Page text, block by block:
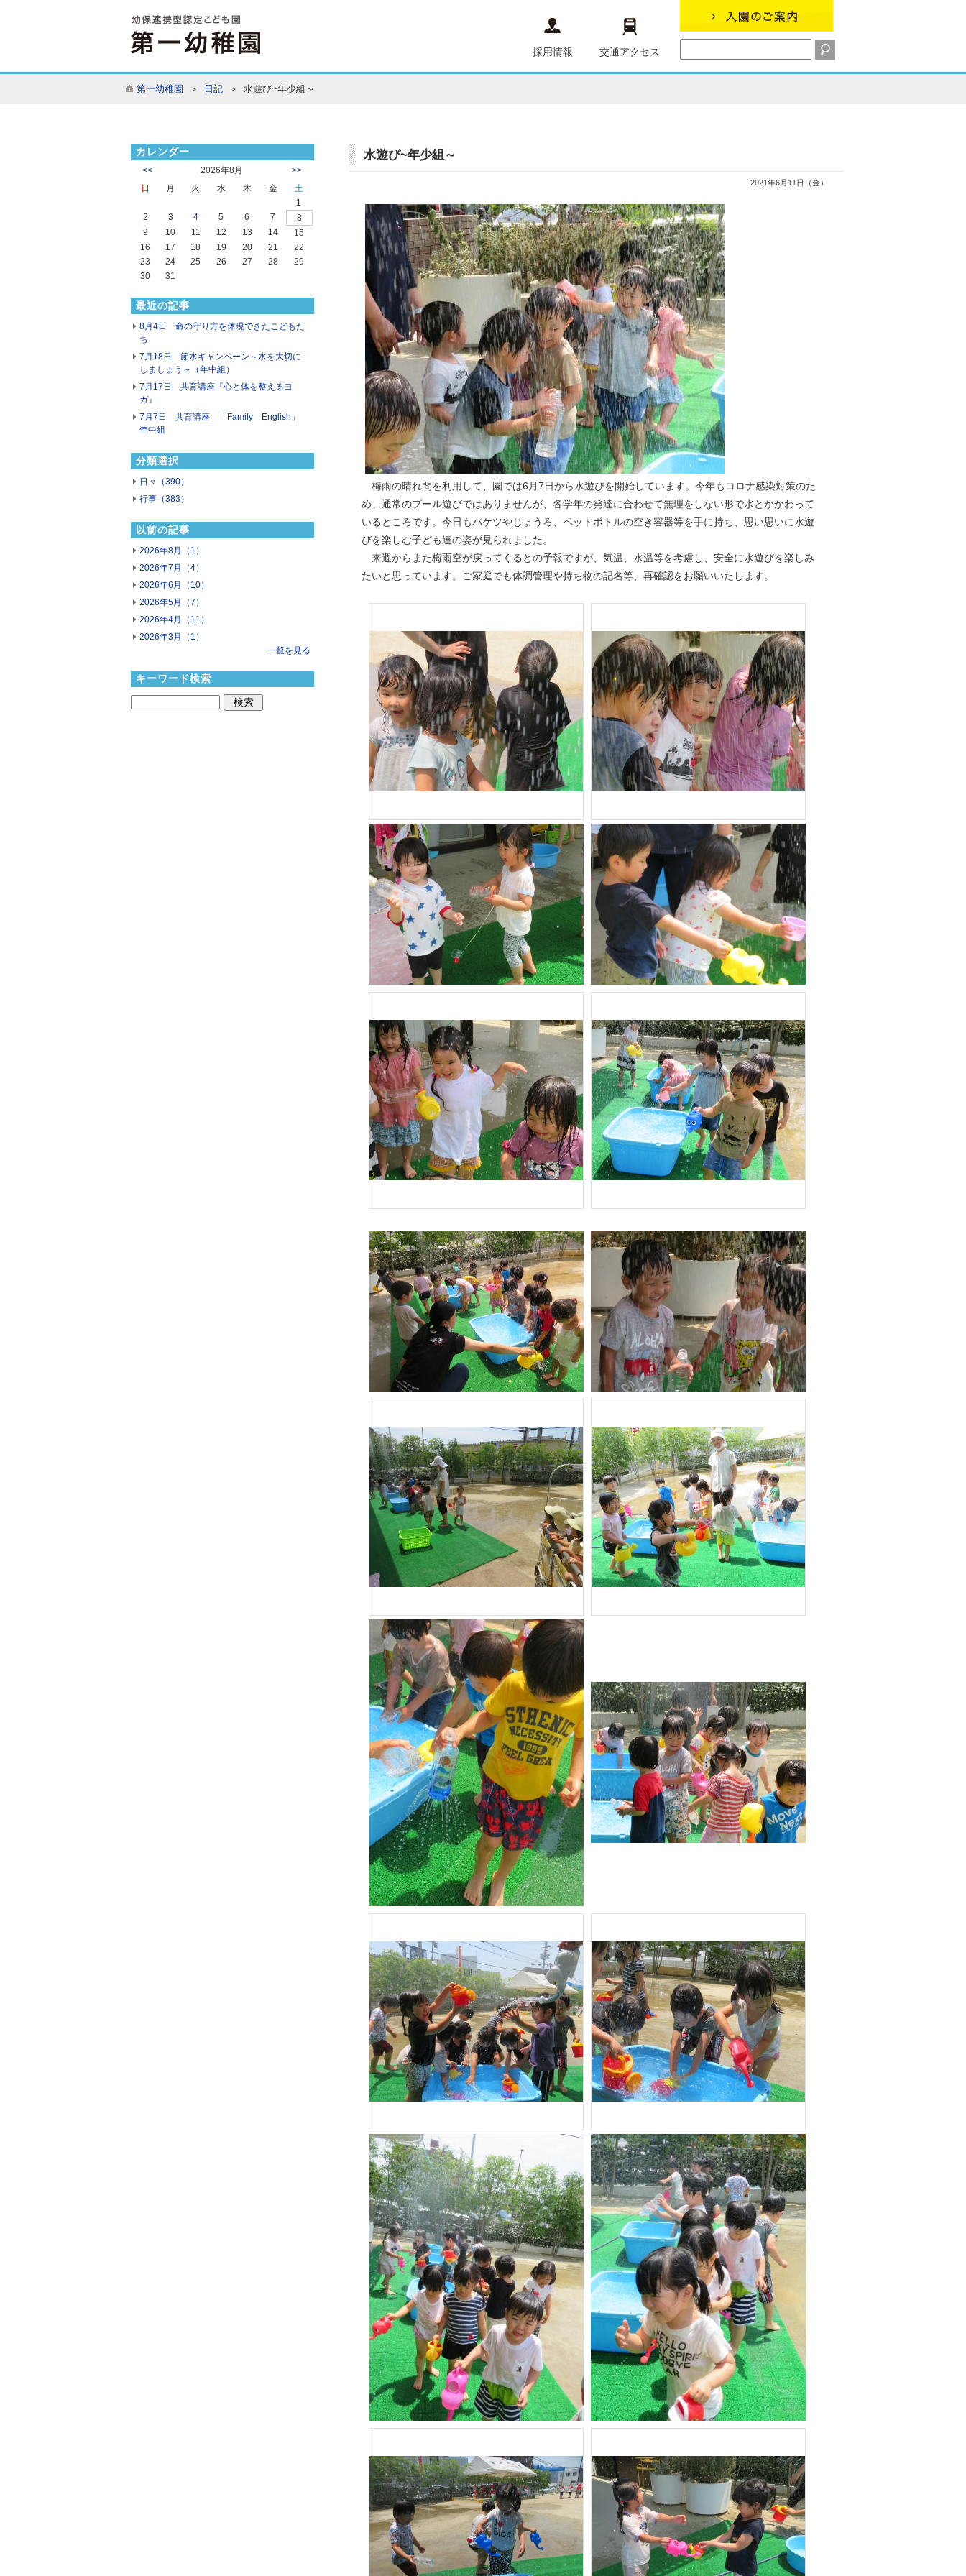
採用情報 交通アクセス
第一幼稚園 ＞ 日記＞ 水遊び~年少組～
カレンダー
<< 2026年8月 >>
日 月 火 水 木 金
土
1
2
3 4 5 6 7
8
9
10 11 12 13 14
15
16
17 18 19 20 21
22
23
24 25 26 27 28
29
30
31
最近の記事
8月4日 命の守り方を体現できたこどもた
ち
7月18日 節水キャンペーン～水を大切に
しましょう～（年中組）
7月17日 共育講座『心と体を整えるヨ
ガ』
7月7日 共育講座 「Family English」
年中組
分類選択
日々（390）
行事（383）
以前の記事
2026年8月（1）
2026年7月（4）
2026年6月（10）
2026年5月（7）
2026年4月（11）
2026年3月（1）
一覧を見る
キーワード検索
水遊び~年少組～
2021年6月11日（金）
梅雨の晴れ間を利用して、園では6月7日から水遊びを開始しています。今年もコロナ感染対策のた
め、通常のプール遊びではありませんが、各学年の発達に合わせて無理をしない形で水とかかわって
いるところです。今日もバケツやじょうろ、ペットボトルの空き容器等を手に持ち、思い思いに水遊
びを楽しむ子ども達の姿が見られました。
来週からまた梅雨空が戻ってくるとの予報ですが、気温、水温等を考慮し、安全に水遊びを楽しみ
たいと思っています。ご家庭でも体調管理や持ち物の記名等、再確認をお願いいたします。